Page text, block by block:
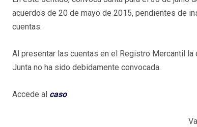
acuerdos de 20 de mayo de 2015, pendientes de
cuentas.
Al presentar las cuentas en el Registro Mercantil
Junta no ha sido debidamente convocada.
Accede al caso